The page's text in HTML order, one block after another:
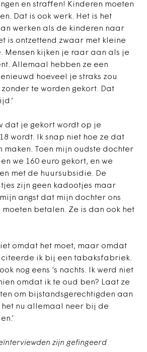
en straffen! Kinderen moeten
Dat is ook werk. Het is het
werken als de kinderen naar
is ontzettend zwaar met kleine
Mensen kijken je raar aan als je
Allemaal hebben ze een
hoeveel je straks zou
te worden gekort. Dat
dat je gekort wordt op je
wordt. Ik snap niet hoe ze dat
maken. Toen mijn oudste dochter
we 160 euro gekort, en we
met de huursubsidie. De
zijn geen kadootjes maar
angst dat mijn dochter ons
betalen. Ze is dan ook het
omdat het moet, maar omdat
ik bij een tabaksfabriek.
nog eens ‘s nachts. Ik werd niet
omdat ik te oud ben? Laat ze
om bijstandsgerechtigden aan
het nu allemaal neer bij de
zijn gefingeerd